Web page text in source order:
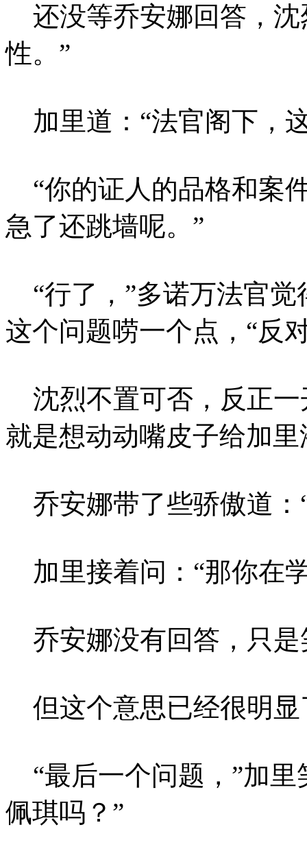
还没等乔安娜回答，沈
性。”
加里道：“法官阁下，
“你的证人的品格和案
急了还跳墙呢。”
“行了，”多诺万法官觉
这个问题唠一个点，“反
沈烈不置可否，反正一
就是想动动嘴皮子给加
乔安娜带了些骄傲道：
加里接着问：“那你在
乔安娜没有回答，只是
但这个意思已经很明显
“最后一个问题，”加里
佩琪吗？”